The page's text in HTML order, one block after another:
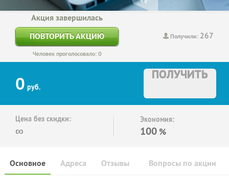
Получили: 267
Акция завершилась
ПОВТОРИТЬ АКЦИЮ
Человек проголосовало: 0
0 руб.
ПОЛУЧИТЬ
Цена без скидки:
∞
Экономия:
100 %
Основное Отзывы Вопросы по акции
Адреса